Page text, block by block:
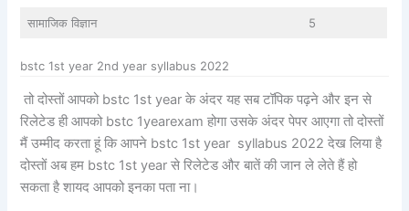
सामाजिक विज्ञान 5
bstc 1st year 2nd year syllabus 2022
तो दोस्तों आपको bstc 1st year के अंदर यह सब टॉपिक पढ़ने और इन से
रिलेटेड ही आपको bstc 1yearexam होगा उसके अंदर पेपर आएगा तो दोस्तों
मैं उम्मीद करता हूं कि आपने bstc 1st year syllabus 2022 देख लिया है
दोस्तों अब हम bstc 1st year से रिलेटेड और बातें की जान ले लेते हैं हो
सकता है शायद आपको इनका पता ना।